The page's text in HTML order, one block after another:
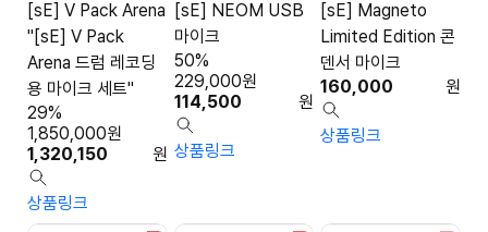
[sE] V Pack Arena
"[sE] V Pack
Arena 드럼 레코딩
용 마이크 세트"
1,320,150 원
1,850,000원
29%
상품링크
[sE] NEOM USB
마이크
114,500 원
229,000원
50%
상품링크
[sE] Magneto
Limited Edition 콘
덴서 마이크
160,000
원
상품링크